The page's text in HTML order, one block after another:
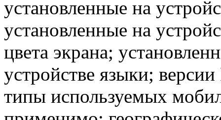
установленные на
установленные на
цвета экрана;
устройстве языки;
типы используемых